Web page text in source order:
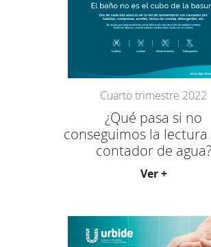
Cuarto trimestre 2022
¿Qué pasa si no
conseguimos la lectura
contador de agua?
Ver +